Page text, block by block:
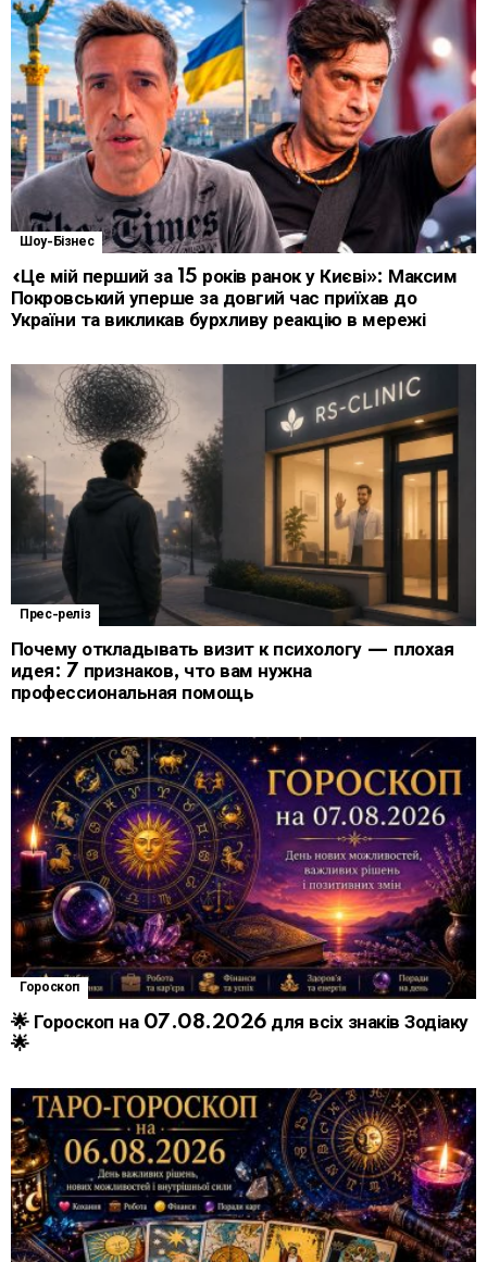
Шоу-Бізнес
«Це мій перший за 15 років ранок у Києві»: Максим
Покровський уперше за довгий час приїхав до
України та викликав бурхливу реакцію в мережі
Прес-реліз
Почему откладывать визит к психологу — плохая
идея: 7 признаков, что вам нужна
профессиональная помощь
Гороскоп
🌟 Гороскоп на 07.08.2026 для всіх знаків Зодіаку
🌟